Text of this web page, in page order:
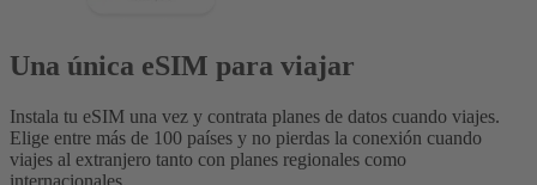
Una única eSIM para viajar
Instala tu eSIM una vez y contrata planes de datos cuando viajes.
Elige entre más de 100 países y no pierdas la conexión cuando
viajes al extranjero tanto con planes regionales como
internacionales.